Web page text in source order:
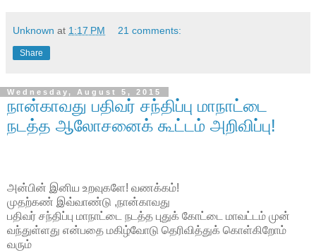
Unknown at 1:17 PM 21 comments:
Share
Wednesday, August 5, 2015
நான்காவது பதிவர் சந்திப்பு மாநாட்டை
நடத்த ஆலோசனைக் கூட்டம் அறிவிப்பு!
அன்பின் இனிய உறவுகளே! வணக்கம்!
முதற்கண் இவ்வாண்டு ,நான்காவது
பதிவர் சந்திப்பு மாநாட்டை நடத்த புதுக் கோட்டை மாவட்டம் முன்
வந்துள்ளது என்பதை மகிழ்வோடு தெரிவித்துக் கொள்கிறோம்
வரும்